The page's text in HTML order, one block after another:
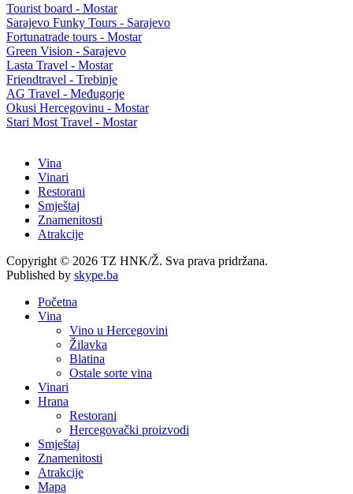
Tourist board - Mostar
Sarajevo Funky Tours - Sarajevo
Fortunatrade tours - Mostar
Green Vision - Sarajevo
Lasta Travel - Mostar
Friendtravel - Trebinje
AG Travel - Međugorje
Okusi Hercegovinu - Mostar
Stari Most Travel - Mostar
Vina
Vinari
Restorani
Smještaj
Znamenitosti
Atrakcije
Copyright © 2026 TZ HNK/Ž. Sva prava pridržana.
Published by skype.ba
Početna
Vina
Vino u Hercegovini
Žilavka
Blatina
Ostale sorte vina
Vinari
Hrana
Restorani
Hercegovački proizvodi
Smještaj
Znamenitosti
Atrakcije
Mapa